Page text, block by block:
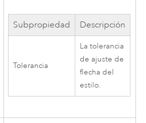
Subpropiedad Descripción
Tolerancia
La tolerancia
de ajuste de
flecha del
estilo.